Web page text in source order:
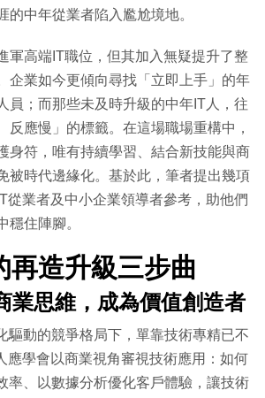
的中年從業者陷入尷尬境地。
軍高端IT職位，但其加入無疑提升了整
企業如今更傾向尋找「立即上手」的年
員；而那些未及時升級的中年IT人，往
反應慢」的標籤。在這場職場重構中，
身符，唯有持續學習、結合新技能與商
被時代邊緣化。基於此，筆者提出幾項
從業者及中小企業領導者參考，助他們
穩住陣腳。
再造升級三步曲
業思維，成為價值創造者
驅動的競爭格局下，單靠技術專精已不
應學會以商業視角審視技術應用：如何
率、以數據分析優化客戶體驗，讓技術